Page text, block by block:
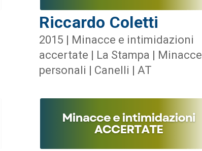
Riccardo Coletti
2015 | Minacce e intimidazioni
accertate | La Stampa | Minacce
personali | Canelli | AT